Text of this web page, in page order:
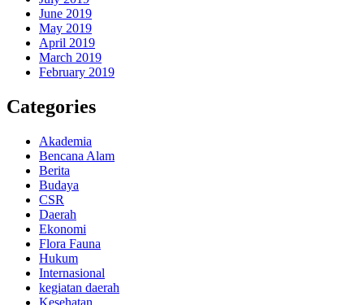
June 2019
May 2019
April 2019
March 2019
February 2019
Categories
Akademia
Bencana Alam
Berita
Budaya
CSR
Daerah
Ekonomi
Flora Fauna
Hukum
Internasional
kegiatan daerah
Kesehatan